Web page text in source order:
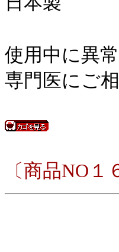
使用中に異
専門医にご
〔商品NO１